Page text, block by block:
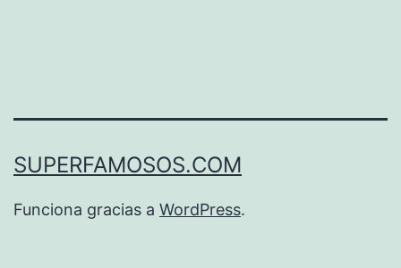
SUPERFAMOSOS.COM
Funciona gracias a WordPress.